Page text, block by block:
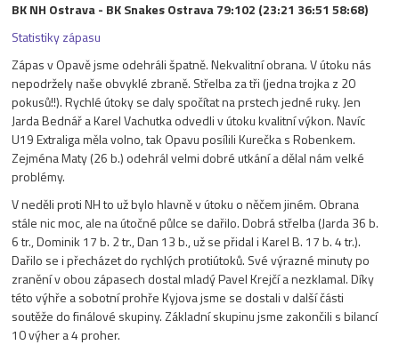
BK NH Ostrava - BK Snakes Ostrava 79:102 (23:21 36:51 58:68)
Statistiky zápasu
Zápas v Opavě jsme odehráli špatně. Nekvalitní obrana. V útoku nás
nepodržely naše obvyklé zbraně. Střelba za tři (jedna trojka z 20
pokusů!!). Rychlé útoky se daly spočítat na prstech jedné ruky. Jen
Jarda Bednář a Karel Vachutka odvedli v útoku kvalitní výkon. Navíc
U19 Extraliga měla volno, tak Opavu posílili Kurečka s Robenkem.
Zejména Maty (26 b.) odehrál velmi dobré utkání a dělal nám velké
problémy.
V neděli proti NH to už bylo hlavně v útoku o něčem jiném. Obrana
stále nic moc, ale na útočné půlce se dařilo. Dobrá střelba (Jarda 36 b.
6 tr., Dominik 17 b. 2 tr., Dan 13 b., už se přidal i Karel B. 17 b. 4 tr.).
Dařilo se i přecházet do rychlých protiútoků. Své výrazné minuty po
zranění v obou zápasech dostal mladý Pavel Krejčí a nezklamal. Díky
této výhře a sobotní prohře Kyjova jsme se dostali v další části
soutěže do finálové skupiny. Základní skupinu jsme zakončili s bilancí
10 výher a 4 proher.